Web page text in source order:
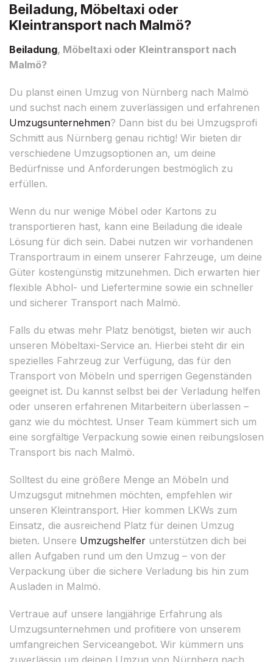
Beiladung, Möbeltaxi oder
Kleintransport nach Malmö?
Beiladung, Möbeltaxi oder Kleintransport nach
Malmö?
Du planst einen Umzug von Nürnberg nach Malmö
und suchst nach einem zuverlässigen und erfahrenen
Umzugsunternehmen? Dann bist du bei Umzugsprofi
Schmitt aus Nürnberg genau richtig! Wir bieten dir
verschiedene Umzugsoptionen an, um deine
Bedürfnisse und Anforderungen bestmöglich zu
erfüllen.
Wenn du nur wenige Möbel oder Kartons zu
transportieren hast, kann eine Beiladung die ideale
Lösung für dich sein. Dabei nutzen wir vorhandenen
Transportraum in einem unserer Fahrzeuge, um deine
Güter kostengünstig mitzunehmen. Dich erwarten hier
flexible Abhol- und Liefertermine sowie ein schneller
und sicherer Transport nach Malmö.
Falls du etwas mehr Platz benötigst, bieten wir auch
unseren Möbeltaxi-Service an. Hierbei steht dir ein
spezielles Fahrzeug zur Verfügung, das für den
Transport von Möbeln und sperrigen Gegenständen
geeignet ist. Du kannst selbst bei der Verladung helfen
oder unseren erfahrenen Mitarbeitern überlassen –
ganz wie du möchtest. Unser Team kümmert sich um
eine sorgfältige Verpackung sowie einen reibungslosen
Transport bis nach Malmö.
Solltest du eine größere Menge an Möbeln und
Umzugsgut mitnehmen möchten, empfehlen wir
unseren Kleintransport. Hier kommen LKWs zum
Einsatz, die ausreichend Platz für deinen Umzug
bieten. Unsere Umzugshelfer unterstützen dich bei
allen Aufgaben rund um den Umzug – von der
Verpackung über die sichere Verladung bis hin zum
Ausladen in Malmö.
Vertraue auf unsere langjährige Erfahrung als
Umzugsunternehmen und profitiere von unserem
umfangreichen Serviceangebot. Wir kümmern uns
zuverlässig um deinen Umzug von Nürnberg nach